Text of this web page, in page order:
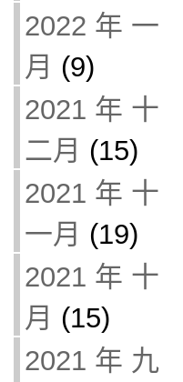
2022 年 一
月 (9)
2021 年 十
二月 (15)
2021 年 十
一月 (19)
2021 年 十
月 (15)
2021 年 九